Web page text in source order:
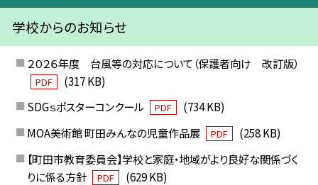
学校からのお知らせ
２０２６年度 台風等の対応について（保護者向け 改訂版）
PDF
(317 KB)
SDGｓポスターコンクール
PDF
(734 KB)
MOA美術館 町田みんなの児童作品展
PDF
(258 KB)
【町田市教育委員会】学校と家庭・地域がより良好な関係づく
りに係る方針
PDF (629 KB)